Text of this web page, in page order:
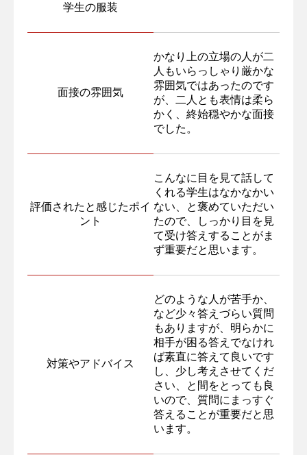
学生の服装
面接の雰囲気
かなり上の立場の人が二
人もいらっしゃり厳かな
雰囲気ではあったのです
が、二人とも表情は柔ら
かく、終始穏やかな面接
でした。
評価されたと感じたポイ
ント
こんなに目を見て話して
くれる学生はなかなかい
ない、と褒めていただい
たので、しっかり目を見
て受け答えすることがま
ず重要だと思います。
対策やアドバイス
どのような人が苦手か、
など少々答えづらい質問
もありますが、明らかに
相手が困る答えでなけれ
ば素直に答えて良いです
し、少し考えさせてくだ
さい、と間をとっても良
いので、質問にまっすぐ
答えることが重要だと思
います。